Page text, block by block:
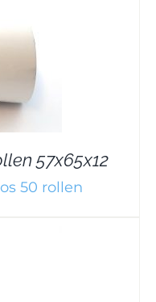
57x65x12
50 rollen